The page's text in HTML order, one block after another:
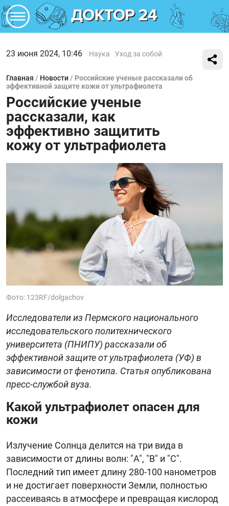
23 июня 2024, 10:46 Наука Уход за собой
Главная / Новости / Российские ученые рассказали об
эффективной защите кожи от ультрафиолета
Российские ученые
рассказали, как
эффективно защитить
кожу от ультрафиолета
Фото: 123RF/dolgachov
Исследователи из Пермского национального
исследовательского политехнического
университета (ПНИПУ) рассказали об
эффективной защите от ультрафиолета (УФ) в
зависимости от фенотипа. Статья опубликована
пресс-службой вуза.
Какой ультрафиолет опасен для
кожи
Излучение Солнца делится на три вида в
зависимости от длины волн: "A", "B" и "C".
Последний тип имеет длину 280-100 нанометров
и не достигает поверхности Земли, полностью
рассеиваясь в атмосфере и превращая кислород